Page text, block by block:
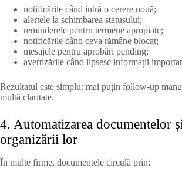
notificările când intră o cerere nouă;
alertele la schimbarea statusului;
reminderele pentru termene apropiate;
notificările când ceva rămâne blocat;
mesajele pentru aprobări pending;
avertizările când lipsesc informații
Rezultatul este simplu: mai puțin follow-up
multă claritate.
4. Automatizarea documentelor
organizării lor
În multe firme, documentele circulă prin: